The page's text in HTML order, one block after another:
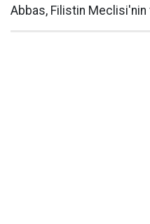
Abbas, Filistin Meclisi'nin